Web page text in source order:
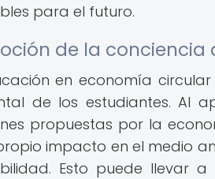
para el futuro.
de la conciencia
en economía
de los estudiantes. Al
propuestas por la
impacto en el medio
Esto puede llevar